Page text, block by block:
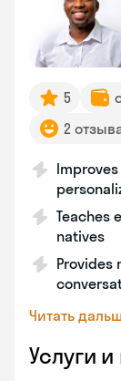
5
2
Teaches
natives
Provides
Читать
Услуги